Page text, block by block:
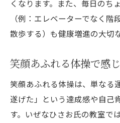
くなります。また、毎日のち
（例：エレベーターでなく
散歩する）も健康増進の大切
笑顔あふれる体操で感
笑顔あふれる体操は、単なる
遂げた」という達成感や自己
す。いぜなひさお氏の教室で